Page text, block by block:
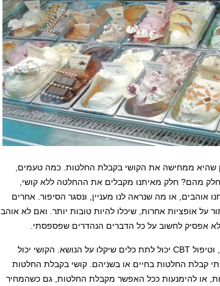
שהיא ממחישה את הקושי בקבלת החלטות. כמה טעמים,
חלק מהם? חלק מאיתנו מקבלים את ההחלטה ללא קושי,
אוהבים, או מה שנראה לנו מעניין, ונסגר הסיפור. אחרים
על אופציות אחרות, שיכלו להיות טובות יותר. ואם לא אוהב
אפסיק לחשוב על כל הדברים הנהדרים שפספסתי.
מטופלים רבים מתקשים בקבלת החלטות, וטיפול CBT יכול לתת כלים שיקלו על הנושא. הקושי יכול
קבלת החלטות בחיים או בשניהם. קושי בקבלת החלטות
או להימנעות ככל האפשר מקבלת החלטות, גם כשהמחיר